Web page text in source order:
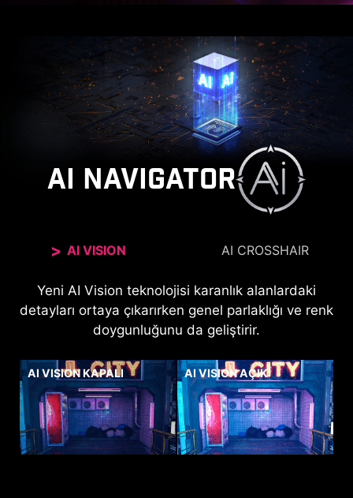
AI NAVIGATOR
AI VISION AI CROSSHAIR
Yeni AI Vision teknolojisi karanlık alanlardaki
detayları ortaya çıkarırken genel parlaklığı ve renk
doygunluğunu da geliştirir.
AI VISION KAPALI AI VISION AÇIK
Hedef artısı otomatik olarak renk değiştirerek
arkaplan rengi ne olursa olsun nişan aldığınız
noktayı belirgin bir şekilde görmenizi sağlar.